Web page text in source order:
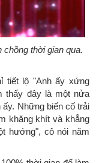
chồng thời gian qua.
tiết lộ "Anh ấy xứng
thấy đây là một nửa
Những biến cố trải
khăng khít và khẳng
hướng", cô nói năm